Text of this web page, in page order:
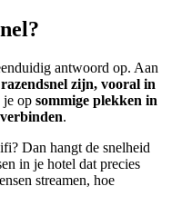
antwoord op. Aan
zijn, vooral in
je op sommige plekken in
.
Dan hangt de snelheid
in je hotel dat precies
streamen, hoe